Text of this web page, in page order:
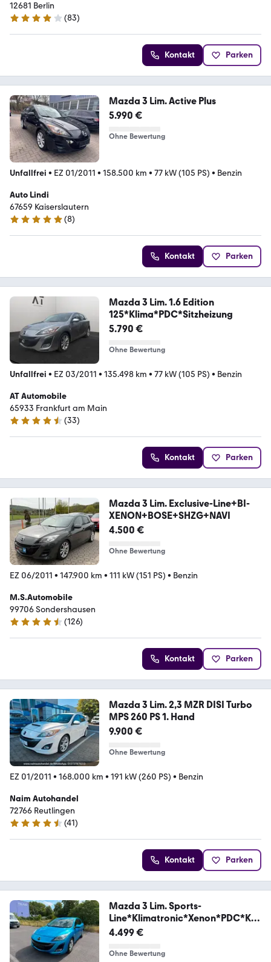
12681 Berlin
4 Sterne
(83)
Kontakt Parken
Mazda 3 Lim. Active Plus
5.990 €
Ohne Bewertung
Unfallfrei • EZ 01/2011 • 158.500 km • 77 kW (105 PS) • Benzin
Auto Lindi
67659 Kaiserslautern
5 Sterne
(8)
Kontakt Parken
Mazda 3 Lim. 1.6 Edition
125*Klima*PDC*Sitzheizung
5.790 €
Ohne Bewertung
Unfallfrei • EZ 03/2011 • 135.498 km • 77 kW (105 PS) • Benzin
AT Automobile
65933 Frankfurt am Main
4.7 Sterne
(33)
Kontakt Parken
Mazda 3 Lim. Exclusive-Line+BI-
XENON+BOSE+SHZG+NAVI
4.500 €
Ohne Bewertung
EZ 06/2011 • 147.900 km • 111 kW (151 PS) • Benzin
M.S.Automobile
99706 Sondershausen
4.6 Sterne
(126)
Kontakt Parken
Mazda 3 Lim. 2,3 MZR DISI Turbo
MPS 260 PS 1. Hand
9.900 €
Ohne Bewertung
EZ 01/2011 • 168.000 km • 191 kW (260 PS) • Benzin
Naim Autohandel
72766 Reutlingen
4.5 Sterne
(41)
Kontakt Parken
Mazda 3 Lim. Sports-
Line*Klimatronic*Xenon*PDC*Key
less
4.499 €
Ohne Bewertung